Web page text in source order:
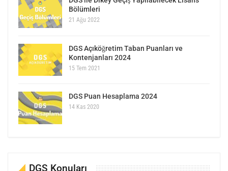
Bölümleri
21 Ağu 2022
DGS Açıköğretim Taban Puanları ve
Kontenjanları 2024
15 Tem 2021
DGS Puan Hesaplama 2024
14 Kas 2020
DGS Konuları